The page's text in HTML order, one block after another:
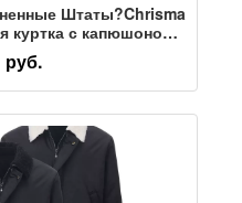
Штаты?Chrisma
куртка с капюшоном,
шапочки, съемная
руб.